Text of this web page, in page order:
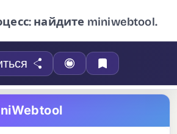
найдите miniwebtool.